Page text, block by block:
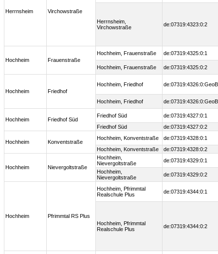
Herrnsheim Virchowstraße
Herrnsheim,
Virchowstraße
de:07319:4323:0:2
Hochheim Frauenstraße
Hochheim, Frauenstraße de:07319:4325:0:1
Hochheim, Frauenstraße de:07319:4325:0:2
Hochheim Friedhof
Hochheim, Friedhof
Hochheim, Friedhof
Hochheim Friedhof Süd
Friedhof Süd
de:07319:4327:0:1
Friedhof Süd
de:07319:4327:0:2
Hochheim Konventstraße
Hochheim, Konventstraße
de:07319:4328:0:1
Hochheim, Konventstraße
de:07319:4328:0:2
Hochheim Nievergoltstraße
Hochheim,
Nievergoltstraße
de:07319:4329:0:1
Hochheim,
Nievergoltstraße
de:07319:4329:0:2
Hochheim Pfrimmtal RS Plus
Hochheim, Pfrimmtal
Realschule Plus
de:07319:4344:0:1
Hochheim, Pfrimmtal
Realschule Plus
de:07319:4344:0:2